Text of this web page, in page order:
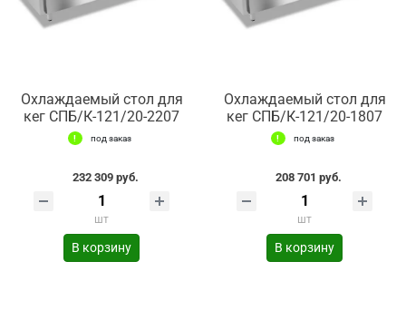
Охлаждаемый стол для
кег СПБ/К-121/20-2207
под заказ
232 309 руб.
шт
В корзину
Охлаждаемый стол для
кег СПБ/К-121/20-1807
под заказ
208 701 руб.
шт
В корзину